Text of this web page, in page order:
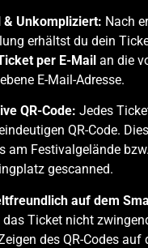
& Unkompliziert: Nach
erhältst du dein
per E-Mailan die
E-Mail-Adresse.
QR-Code: Jedes
QR-Code.
am Festivalgelände bzw.
gescanned.
auf dem
Ticket nicht
des QR-Codes auf